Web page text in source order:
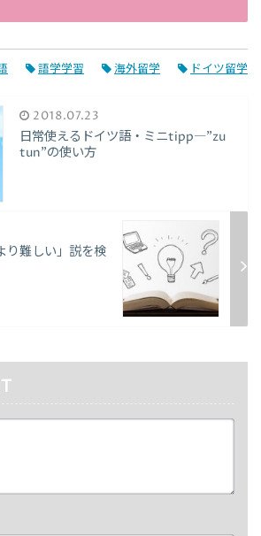
語学学習 海外留学 ドイツ留学
2018.07.23
日常使えるドイツ語・ミニtipp―”zu
tun"の使い方
り難しい」説を検